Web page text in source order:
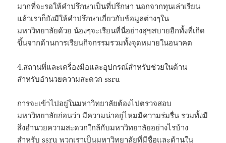
มากที่จะรอให้คำปรึกษาเป็นที่ปรึกษา นอกจากทุนเล่าเรียน
แล้วเราก็ยังมีให้คำปรึกษาเกี่ยวกับข้อมูลต่างๆใน
มหาวิทยาลัยด้วย น้องๆจะเรียนที่นี่อย่างสุขสบายอีกทั้งที่เกิด
ขึ้นจากด้านการเรียนกิจกรรมรวมทั้งจุดหมายในอนาคต
4.สถานที่และเครื่องมือและอุปกรณ์สำหรับช่วยในด้าน
สำหรับอำนวยความสะดวก ssru
การจะเข้าไปอยู่ในมหาวิทยาลัยต้องไปตรวจสอบ
มหาวิทยาลัยก่อนว่า มีความน่าอยู่ไหมมีความร่มรื่น รวมทั้งมี
สิ่งอำนวยความสะดวกใกล้กับมหาวิทยาลัยอย่างไรบ้าง
สำหรับ ssru พวกเราเป็นมหาวิทยาลัยที่มีชื่อและด้านใน